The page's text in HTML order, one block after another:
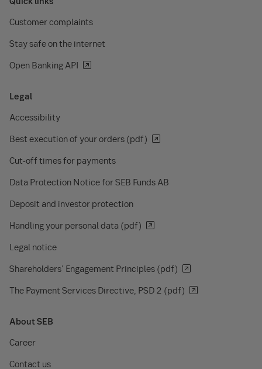
Customer complaints
Stay safe on the internet
Open Banking API
Legal
Accessibility
Best execution of your orders (pdf)
Cut-off times for payments
Data Protection Notice for SEB Funds AB
Deposit and investor protection
Handling your personal data (pdf)
Legal notice
Shareholders' Engagement Principles (pdf)
The Payment Services Directive, PSD 2 (pdf)
About SEB
Career
Contact us